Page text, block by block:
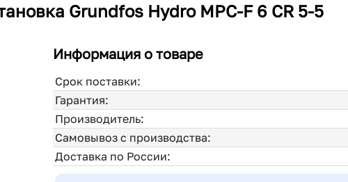
Grundfos Hydro MPC-F 6 CR 5-5
Информация о товаре
Срок поставки:
Гарантия:
Производитель:
Самовывоз с производства:
Доставка по России: